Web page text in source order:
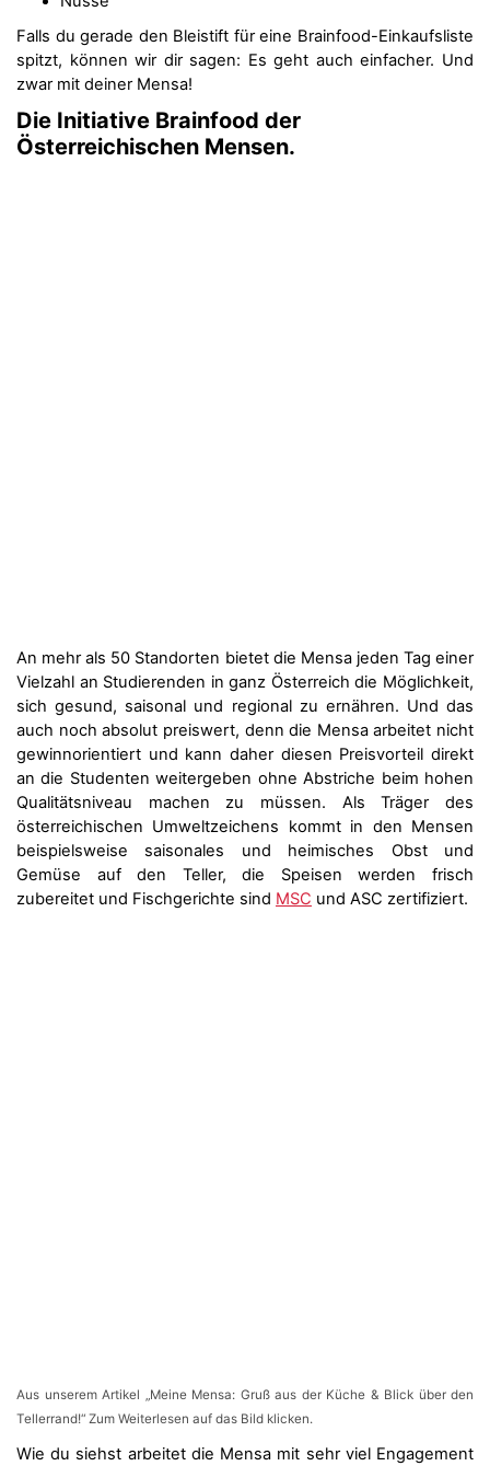
Falls du gerade den Bleistift für eine Brainfood-Einkaufsliste
spitzt, können wir dir sagen: Es geht auch einfacher. Und
zwar mit deiner Mensa!
Die Initiative Brainfood der
Österreichischen Mensen.
An mehr als 50 Standorten bietet die Mensa jeden Tag einer
Vielzahl an Studierenden in ganz Österreich die Möglichkeit,
sich gesund, saisonal und regional zu ernähren. Und das
auch noch absolut preiswert, denn die Mensa arbeitet nicht
gewinnorientiert und kann daher diesen Preisvorteil direkt
an die Studenten weitergeben ohne Abstriche beim hohen
Qualitätsniveau machen zu müssen. Als Träger des
österreichischen Umweltzeichens kommt in den Mensen
beispielsweise saisonales und heimisches Obst und
Gemüse auf den Teller, die Speisen werden frisch
zubereitet und Fischgerichte sind MSC und ASC zertifiziert.
Aus unserem Artikel „Meine Mensa: Gruß aus der Küche & Blick über den
Tellerrand!“ Zum Weiterlesen auf das Bild klicken.
Wie du siehst arbeitet die Mensa mit sehr viel Engagement